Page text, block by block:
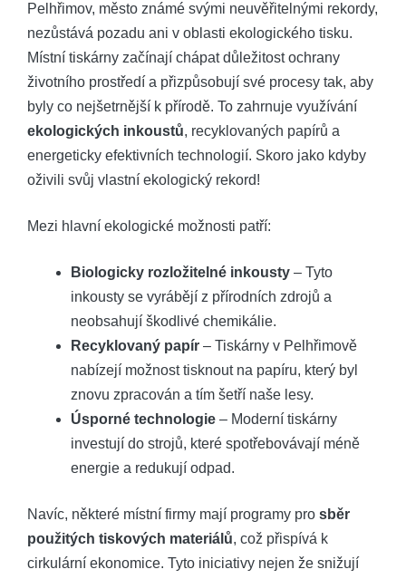
Pelhřimov, město známé svými ‍neuvěřitelnými rekordy,
nezůstává‍ pozadu ani⁤ v oblasti ekologického tisku.
Místní tiskárny začínají chápat ‍důležitost ochrany
‌životního prostředí a přizpůsobují své procesy tak, aby
byly co nejšetrnější k⁤ přírodě. ⁢To zahrnuje využívání
ekologických⁣ inkoustů, recyklovaných papírů a
energeticky‌ efektivních technologií. Skoro ‌jako kdyby
oživili svůj vlastní​ ekologický​ rekord!
Mezi hlavní ekologické možnosti patří:
Biologicky rozložitelné ‌inkousty – Tyto
inkousty se vyrábějí⁤ z​ přírodních zdrojů a
⁣neobsahují škodlivé chemikálie.
Recyklovaný papír –⁣ Tiskárny⁤ v ⁢Pelhřimově
nabízejí možnost tisknout⁤ na papíru, který byl
znovu zpracován a⁣ tím šetří naše lesy.
Úsporné technologie – Moderní tiskárny‍
investují do strojů, které ⁢spotřebovávají‍ méně⁢
energie a redukují odpad.
Navíc,​ některé místní firmy mají⁤ programy pro sběr
⁤použitých tiskových materiálů, což ⁣přispívá k
‌cirkulární ‌ekonomice. Tyto iniciativy‍ nejen ‌že snižují